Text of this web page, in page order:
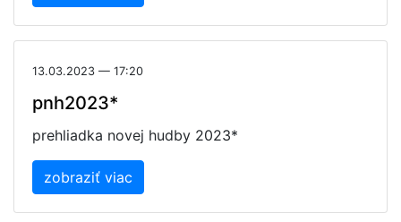
13.03.2023 — 17:20
pnh2023*
prehliadka novej hudby 2023*
zobraziť viac